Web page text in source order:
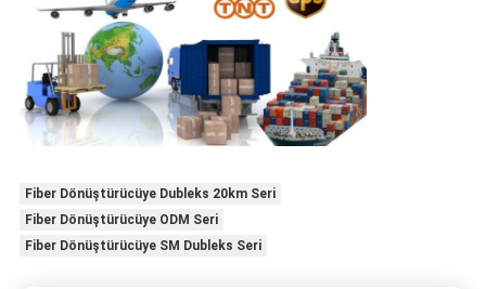
Fiber Dönüştürücüye Dubleks 20km Seri
Fiber Dönüştürücüye ODM Seri
Fiber Dönüştürücüye SM Dubleks Seri